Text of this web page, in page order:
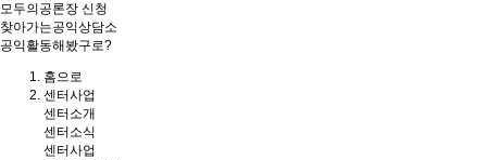
모두의공론장 신청
찾아가는공익상담소
공익활동해봤구로?
홈으로
센터사업
센터소개
센터소식
센터사업